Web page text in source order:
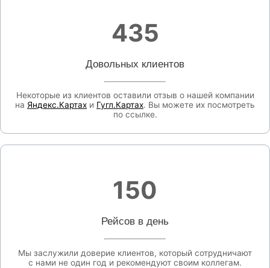
435
Довольных клиентов
Некоторые из клиентов оставили отзыв о нашей компании
на Яндекс.Картах и Гугл.Картах. Вы можете их посмотреть
по ссылке.
150
Рейсов в день
Мы заслужили доверие клиентов, который сотрудничают
с нами не один год и рекомендуют своим коллегам.